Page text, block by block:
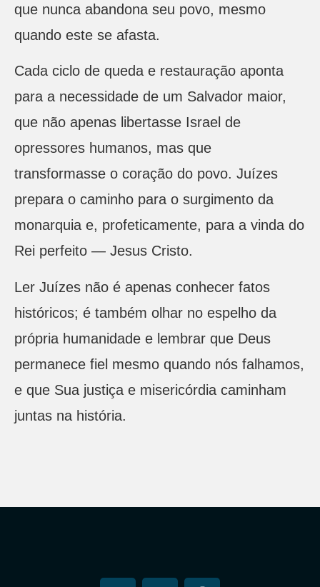
que nunca abandona seu povo, mesmo
quando este se afasta.
Cada ciclo de queda e restauração aponta
para a necessidade de um Salvador maior,
que não apenas libertasse Israel de
opressores humanos, mas que
transformasse o coração do povo. Juízes
prepara o caminho para o surgimento da
monarquia e, profeticamente, para a vinda do
Rei perfeito — Jesus Cristo.
Ler Juízes não é apenas conhecer fatos
históricos; é também olhar no espelho da
própria humanidade e lembrar que Deus
permanece fiel mesmo quando nós falhamos,
e que Sua justiça e misericórdia caminham
juntas na história.